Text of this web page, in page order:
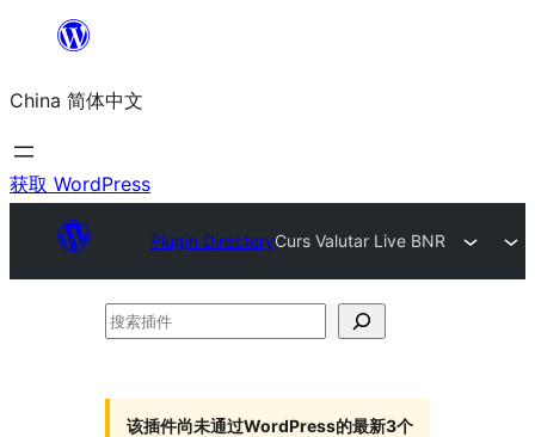
内
容
China 简体中文
获取 WordPress
Plugin DirectoryCurs Valutar Live BNR
搜
该插件尚未通过WordPress的最新3个